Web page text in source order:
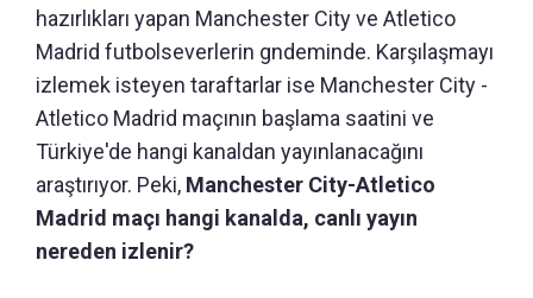
hazırlıkları yapan Manchester City ve Atletico
Madrid futbolseverlerin gndeminde. Karşılaşmayı
izlemek isteyen taraftarlar ise Manchester City -
Atletico Madrid maçının başlama saatini ve
Türkiye'de hangi kanaldan yayınlanacağını
araştırıyor. Peki, Manchester City-Atletico
Madrid maçı hangi kanalda, canlı yayın
nereden izlenir?